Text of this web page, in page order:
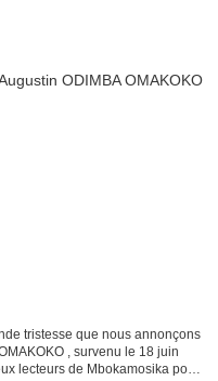
tristesse que nous annonçons
, survenu le 18 juin
lecteurs de Mbokamosika pour